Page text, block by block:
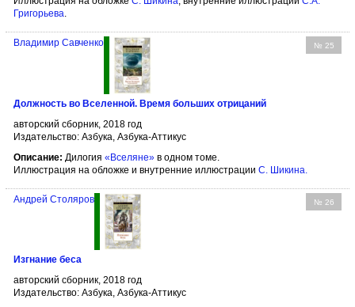
Григорьева
№ 25
Владимир Савченко
Должность во Вселенной. Время больших отрицаний
авторский сборник, 2018 год
Издательство: Азбука, Азбука-Аттикус
Описание: Дилогия «Вселяне» в одном томе.
Иллюстрация на обложке и внутренние иллюстрации С. Шикина
№ 26
Андрей Столяров
Изгнание беса
авторский сборник, 2018 год
Издательство: Азбука, Азбука-Аттикус